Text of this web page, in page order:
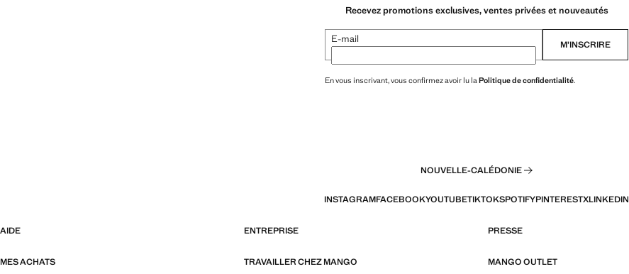
Recevez promotions exclusives, ventes privées et nouveautés
E-mail M’INSCRIRE
En vous inscrivant, vous confirmez avoir lu laPolitique de confidentialité.
NOUVELLE-CALÉDONIE
INSTAGRAMFACEBOOKYOUTUBETIKTOKSPOTIFYPINTERESTXLINKEDIN
AIDE ENTREPRISE PRESSE
MES ACHATS TRAVAILLER CHEZ MANGO MANGO OUTLET